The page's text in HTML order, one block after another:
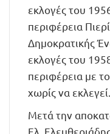
εκλογές του
περιφέρεια
Δημοκρατικής
εκλογές του
περιφέρεια με
χωρίς να εκλεγεί.
Μετά την
Ελ.